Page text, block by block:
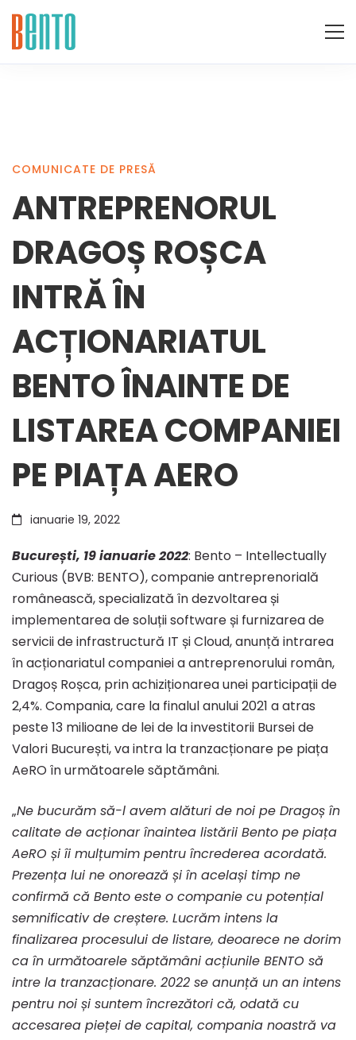
ANTREPRENORUL
DRAGOȘ
ROȘCA
INTRĂ
ÎN
ACȚIONARIATUL
BENTO
ÎNAINTE
DE
LISTAREA
COMPANIEI
PE
PIAȚA
AERO
COMUNICATE DE PRESĂ
ANTREPRENORUL
DRAGOȘ ROȘCA
INTRĂ ÎN
ACȚIONARIATUL
BENTO ÎNAINTE DE
LISTAREA COMPANIEI
PE PIAȚA AERO
ianuarie 19, 2022
București, 19 ianuarie 2022: Bento – Intellectually
Curious (BVB: BENTO), companie antreprenorială
românească, specializată în dezvoltarea și
implementarea de soluții software și furnizarea de
servicii de infrastructură IT și Cloud, anunță intrarea
în acționariatul companiei a antreprenorului român,
Dragoș Roșca, prin achiziționarea unei participații de
2,4%. Compania, care la finalul anului 2021 a atras
peste 13 milioane de lei de la investitorii Bursei de
Valori București, va intra la tranzacționare pe piața
AeRO în următoarele săptămâni.
„Ne bucurăm să-l avem alături de noi pe Dragoș în
calitate de acționar înaintea listării Bento pe piața
AeRO și îi mulțumim pentru încrederea acordată.
Prezența lui ne onorează și în același timp ne
confirmă că Bento este o companie cu potențial
semnificativ de creștere. Lucrăm intens la
finalizarea procesului de listare, deoarece ne dorim
ca în următoarele săptămâni acțiunile BENTO să
intre la tranzacționare. 2022 se anunță un an intens
pentru noi și suntem încrezători că, odată cu
accesarea pieței de capital, compania noastră va